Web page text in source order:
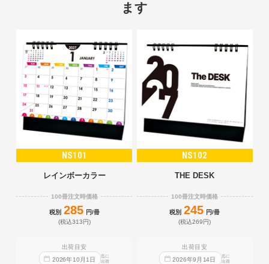
ます
NS101
レインボーカラー
100冊注文時価格
税別 285 円/冊
(税込313円)
出荷目安
2026年10 月 1 日
迄に
出荷
NS102
THE DESK
100冊注文時価格
税別 245 円/冊
(税込269円)
出荷目安
2026年9 月 14日
迄に
出荷